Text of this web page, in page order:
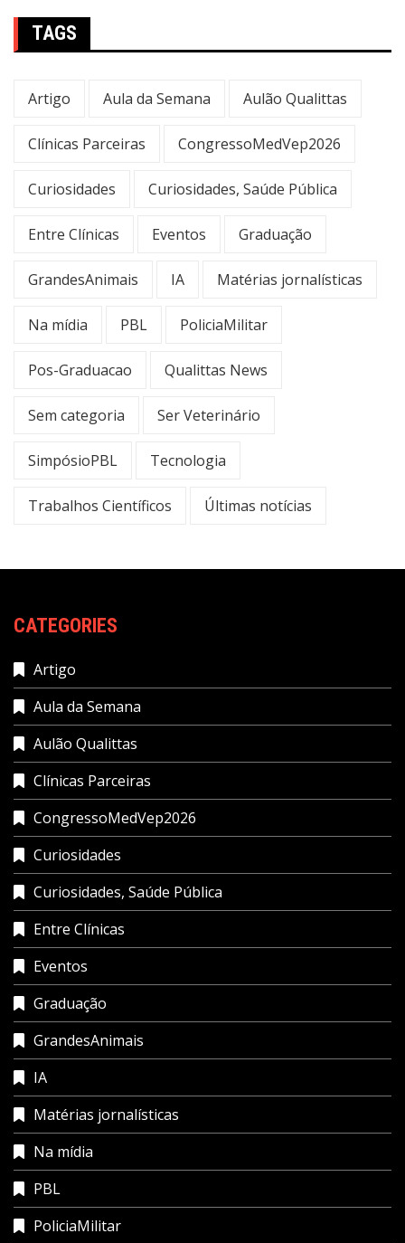
TAGS
Artigo Aula da Semana Aulão Qualittas
Clínicas Parceiras CongressoMedVep2026
Curiosidades Curiosidades, Saúde Pública
Entre Clínicas Eventos Graduação
GrandesAnimais IA Matérias jornalísticas
Na mídia PBL PoliciaMilitar
Pos-Graduacao Qualittas News
Sem categoria Ser Veterinário
SimpósioPBL Tecnologia
Trabalhos Científicos Últimas notícias
CATEGORIES
Artigo
Aula da Semana
Aulão Qualittas
Clínicas Parceiras
CongressoMedVep2026
Curiosidades
Curiosidades, Saúde Pública
Entre Clínicas
Eventos
Graduação
GrandesAnimais
IA
Matérias jornalísticas
Na mídia
PBL
PoliciaMilitar